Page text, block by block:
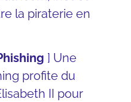
la piraterie en
] Une
profite du
II pour